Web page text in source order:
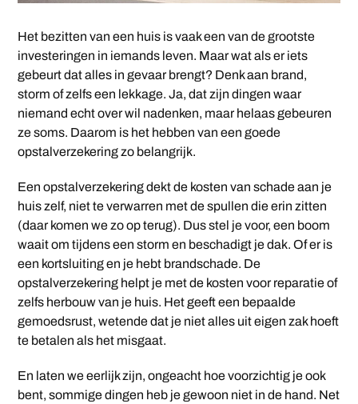
Het bezitten van een huis is vaak een van de grootste
investeringen in iemands leven. Maar wat als er iets
gebeurt dat alles in gevaar brengt? Denk aan brand,
storm of zelfs een lekkage. Ja, dat zijn dingen waar
niemand echt over wil nadenken, maar helaas gebeuren
ze soms. Daarom is het hebben van een goede
opstalverzekering zo belangrijk.
Een opstalverzekering dekt de kosten van schade aan je
huis zelf, niet te verwarren met de spullen die erin zitten
(daar komen we zo op terug). Dus stel je voor, een boom
waait om tijdens een storm en beschadigt je dak. Of er is
een kortsluiting en je hebt brandschade. De
opstalverzekering helpt je met de kosten voor reparatie of
zelfs herbouw van je huis. Het geeft een bepaalde
gemoedsrust, wetende dat je niet alles uit eigen zak hoeft
te betalen als het misgaat.
En laten we eerlijk zijn, ongeacht hoe voorzichtig je ook
bent, sommige dingen heb je gewoon niet in de hand. Net